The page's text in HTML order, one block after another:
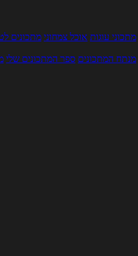
מתכוני עוגות אוכל צמחוני מתכונים
מנתח המתכונים ספר המתכונים שלי